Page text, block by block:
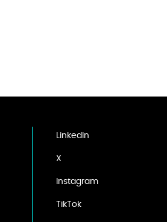
LinkedIn
X
Instagram
TikTok